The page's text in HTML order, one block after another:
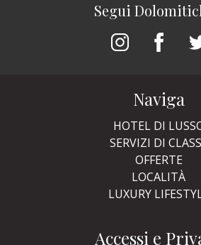
Segui
Naviga
HOTEL DI
SERVIZI DI
OFFERTE
LOCALITÀ
LUXURY
Accessi e